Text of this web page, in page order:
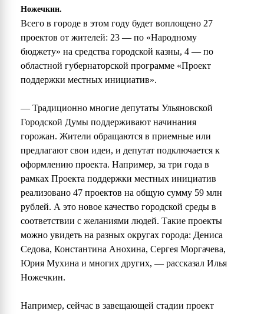
Ножечкин.
Всего в городе в этом году будет воплощено 27
проектов от жителей: 23 — по «Народному
бюджету» на средства городской казны, 4 — по
областной губернаторской программе «Проект
поддержки местных инициатив».
— Традиционно многие депутаты Ульяновской
Городской Думы поддерживают начинания
горожан. Жители обращаются в приемные или
предлагают свои идеи, и депутат подключается к
оформлению проекта. Например, за три года в
рамках Проекта поддержки местных инициатив
реализовано 47 проектов на общую сумму 59 млн
рублей. А это новое качество городской среды в
соответствии с желаниями людей. Такие проекты
можно увидеть на разных округах города: Дениса
Седова, Константина Анохина, Сергея Моргачева,
Юрия Мухина и многих других, — рассказал Илья
Ножечкин.
Например, сейчас в завещающей стадии проект